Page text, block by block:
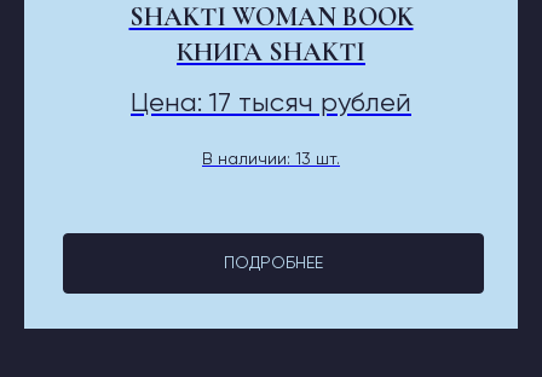
SHAKTI WOMAN BOOK
КНИГА SHAKTI
Цена: 17 тысяч рублей
В наличии: 13 шт.
ПОДРОБНЕЕ